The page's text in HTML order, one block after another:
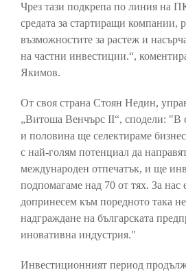
Чрез тази подкрепа по линия на
средата за стартиращи компании,
възможностите за растеж и
на частни инвестиции.“,
Якимов.
От своя страна Стоян Недин,
„Витоша Венчърс II“, сподели: "В
и половина ще селектираме
с най-голям потенциал да
международен отпечатък, и ще
подпомагаме над 70 от тях. За
допринесем към поредното така
надграждане на българската
иновативна индустрия."
Инвестиционният период